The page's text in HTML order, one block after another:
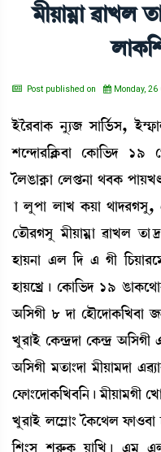
³ãÚà³¥à ¯àJº
Post published on Monday, 26
Òüî¹¤àA¡ >å¸\ Îà[®¢¡Î,
Åì@ƒà¹[AÃ¡¤à ëA¡à[®¡ƒ
íºR¡àA¥¡à ëºœ¡>à =¤A¡
¡à ºåšà ºàJ A¡Úà
ët¡ï¹KÎå ³ãÚà³¥à ¯àJº
ÒàÚ>à &º [ƒ & Kã
ÒàÚìJø¡ú ëA¡à[®¡ƒ 19
"[ÎKã 8 ƒà ëÒïìƒàA¡[J¤à
Jå¹àÒü ëA¡@ƒøƒà ëA¡@ƒø
"[ÎKã ³t¡à}ƒà ³ãÚà³ƒà
ëó¡à}ìƒàA¡[J¤[>¡ú ³ãÚà³Kã
Jå¹àÒü ºì´Ãà} íA¡ì=º ó¡à*¤à